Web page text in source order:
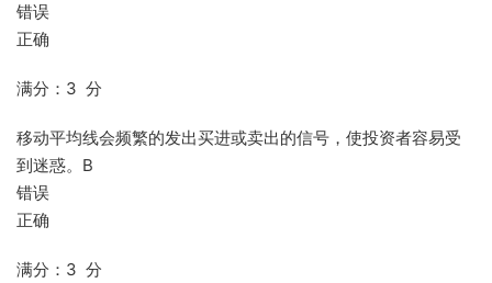
错误
正确
满分：3 分
移动平均线会频繁的发出买进或卖出的信号，使投资者容易受
到迷惑。B
错误
正确
满分：3 分